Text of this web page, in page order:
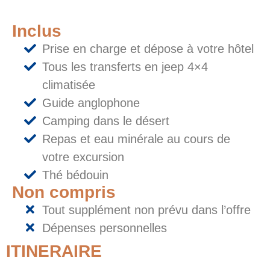
Inclus
Prise en charge et dépose à votre hôtel
Tous les transferts en jeep 4×4
climatisée
Guide anglophone
Camping dans le désert
Repas et eau minérale au cours de
votre excursion
Thé bédouin
Non compris
Tout supplément non prévu dans l’offre
Dépenses personnelles
ITINERAIRE